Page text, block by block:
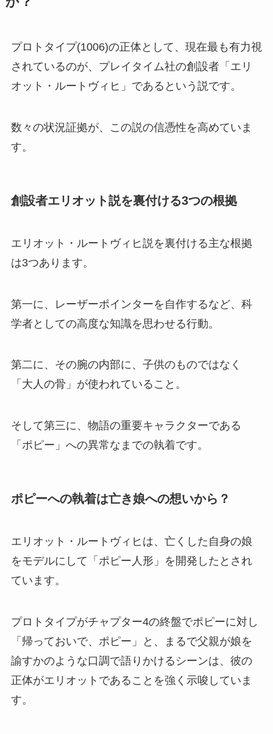
プロトタイプ(1006)の正体として、現在最も有力視
されているのが、プレイタイム社の創設者「エリ
オット・ルートヴィヒ」であるという説です。
数々の状況証拠が、この説の信憑性を高めていま
す。
創設者エリオット説を裏付ける3つの根拠
エリオット・ルートヴィヒ説を裏付ける主な根拠
は3つあります。
第一に、レーザーポインターを自作するなど、科
学者としての高度な知識を思わせる行動。
第二に、その腕の内部に、子供のものではなく
「大人の骨」が使われていること。
そして第三に、物語の重要キャラクターである
「ポピー」への異常なまでの執着です。
ポピーへの執着は亡き娘への想いから？
エリオット・ルートヴィヒは、亡くした自身の娘
をモデルにして「ポピー人形」を開発したとされ
ています。
プロトタイプがチャプター4の終盤でポピーに対し
「帰っておいで、ポピー」と、まるで父親が娘を
諭すかのような口調で語りかけるシーンは、彼の
正体がエリオットであることを強く示唆していま
す。